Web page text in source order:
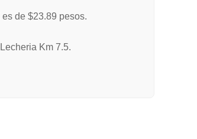
de $23.89 pesos.
Km 7.5.